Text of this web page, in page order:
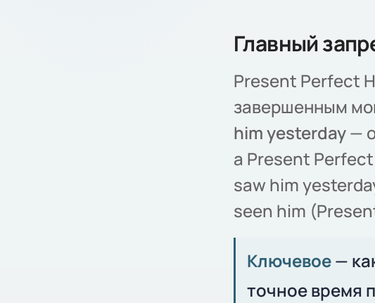
Главный
Present Perfect
завершенным
him yesterday—
а Present
saw him
seen him
Ключевое—
точное время